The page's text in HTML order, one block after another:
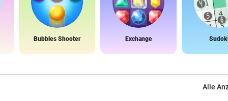
Bubbles Shooter Exchange
Alle